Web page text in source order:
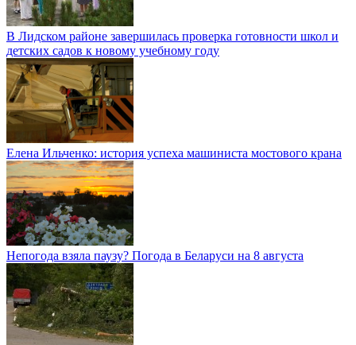
В Лидском районе завершилась проверка готовности школ и
детских садов к новому учебному году
Елена Ильченко: история успеха машиниста мостового крана
Непогода взяла паузу? Погода в Беларуси на 8 августа